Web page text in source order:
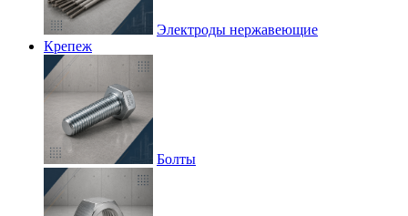
Электроды нержавеющие
Крепеж
Болты